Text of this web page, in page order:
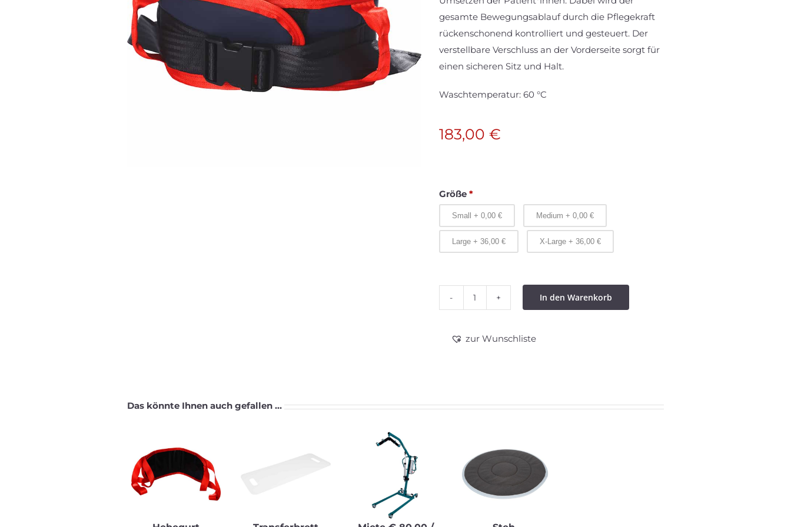
gesamte Bewegungsablauf durch die Pflegekraft
rückenschonend kontrolliert und gesteuert. Der
verstellbare Verschluss an der Vorderseite sorgt für
einen sicheren Sitz und Halt.
Waschtemperatur: 60 °C
183,00 €
Größe *
Small + 0,00 € Medium + 0,00 €
Large + 36,00 € X-Large + 36,00 €
Haltegürtel
In den Warenkorb
zur Wunschliste
Das könnte Ihnen auch gefallen …